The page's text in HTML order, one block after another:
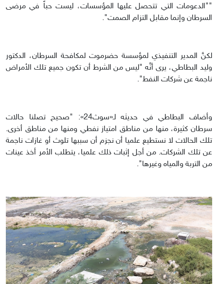
""الدعومات التي تتحصل عليها المؤسسات، ليست حباً في مرضى
السرطان وإنما مقابل التزام الصمت".
لكنَّ المدير التنفيذي لمؤسسة حضرموت لمكافحة السرطان، الدكتور
وليد البطاطي، يرى أنَّه "ليس من الشرط أن تكون جميع تلك الأمراض
ناجمة عن شركات النفط".
وأضاف البطاطي في حديثه لـ«سوث24»: "صحيح تصلنا حالات
سرطان كثيرة، منها من مناطق امتياز نفطي ومنها من مناطق أخرى.
تلك الحالات لا نستطيع علميا أن نجزم أن سببها تلوث أو غازات ناجمة
عن تلك الشركات. من أجل إثبات ذلك علميا، يتطلب الأمر أخذ عينات
من التربة والمياه وغيرها".